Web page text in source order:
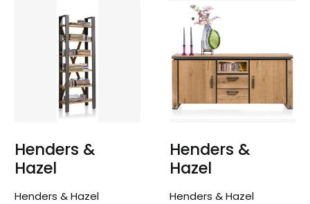
Henders &
Hazel
Henders & Hazel
Henders &
Hazel
Henders & Hazel